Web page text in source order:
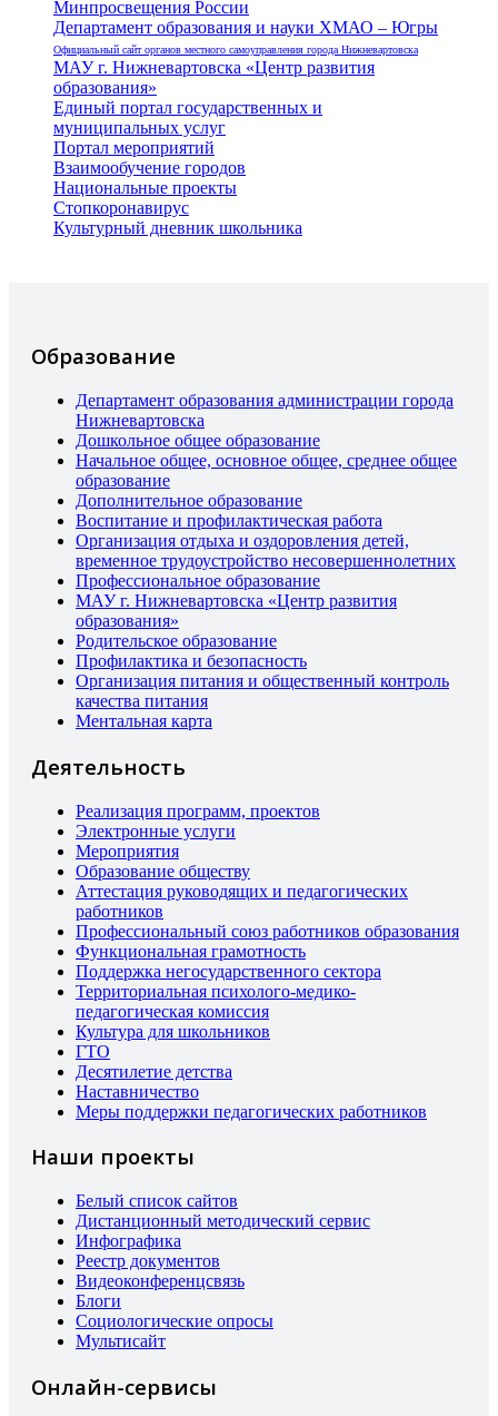
Минпросвещения России
Департамент образования и науки ХМАО – Югры
Официальный сайт органов местного самоуправления города Нижневартовска
МАУ г. Нижневартовска «Центр развития
образования»
Единый портал государственных и
муниципальных услуг
Портал мероприятий
Взаимообучение городов
Национальные проекты
Стопкоронавирус
Культурный дневник школьника
Образование
Департамент образования администрации города
Нижневартовска
Дошкольное общее образование
Начальное общее, основное общее, среднее общее
образование
Дополнительное образование
Воспитание и профилактическая работа
Организация отдыха и оздоровления детей,
временное трудоустройство несовершеннолетних
Профессиональное образование
МАУ г. Нижневартовска «Центр развития
образования»
Родительское образование
Профилактика и безопасность
Организация питания и общественный контроль
качества питания
Ментальная карта
Деятельность
Реализация программ, проектов
Электронные услуги
Мероприятия
Образование обществу
Аттестация руководящих и педагогических
работников
Профессиональный союз работников образования
Функциональная грамотность
Поддержка негосударственного сектора
Территориальная психолого-медико-
педагогическая комиссия
Культура для школьников
ГТО
Десятилетие детства
Наставничество
Меры поддержки педагогических работников
Наши проекты
Белый список сайтов
Дистанционный методический сервис
Инфографика
Реестр документов
Видеоконференцсвязь
Блоги
Социологические опросы
Мультисайт
Онлайн-сервисы